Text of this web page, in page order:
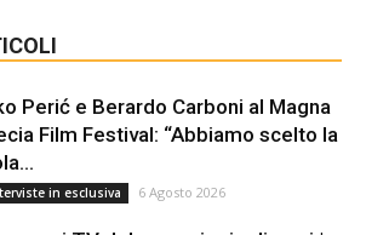
Perić e Berardo Carboni al Magna
Film Festival: “Abbiamo scelto la
in esclusiva 6 Agosto 2026